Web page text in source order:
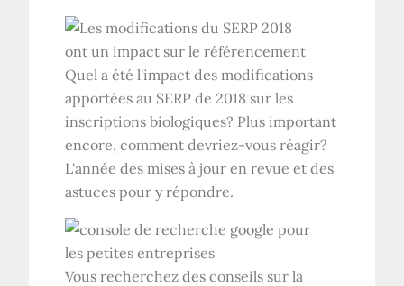
Quel a été l'impact des modifications
apportées au SERP de 2018 sur les
inscriptions biologiques? Plus important
encore, comment devriez-vous réagir?
L'année des mises à jour en revue et des
astuces pour y répondre.
Vous recherchez des conseils sur la